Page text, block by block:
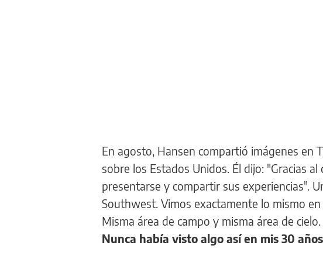
En agosto, Hansen compartió imágenes en
sobre los Estados Unidos. Él dijo: "Gracias
presentarse y compartir sus experiencias".
Southwest. Vimos exactamente lo mismo
Misma área de campo y misma área de
Nunca había visto algo así en mis 30